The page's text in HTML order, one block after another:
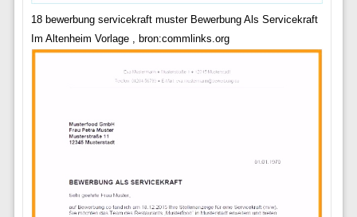
18 bewerbung servicekraft muster Bewerbung Als Servicekraft
Im Altenheim Vorlage , bron:commlinks.org